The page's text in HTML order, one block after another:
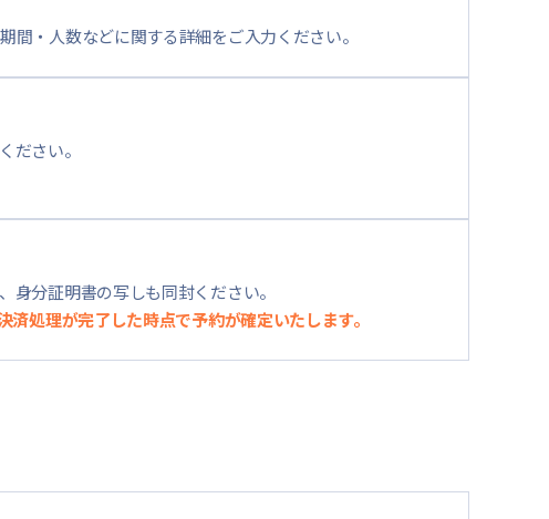
・人数などに関する詳細をご入力ください。
ださい。
分証明書の写しも同封ください。
済処理が完了した時点で予約が確定いたします。